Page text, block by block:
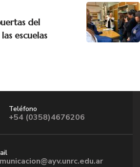
del
escuelas
Teléfono
+54 (0358)4676206